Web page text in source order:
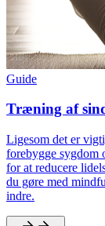
Guide
Træning af
Ligesom det er
forebygge sygdom
for at reducere
du gøre med
indre.